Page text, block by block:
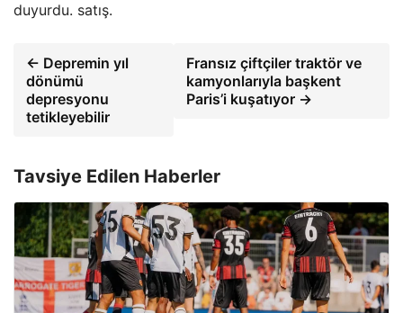
duyurdu. satış.
← Depremin yıl
dönümü
depresyonu
tetikleyebilir
Fransız çiftçiler traktör ve
kamyonlarıyla başkent
Paris’i kuşatıyor →
Tavsiye Edilen Haberler